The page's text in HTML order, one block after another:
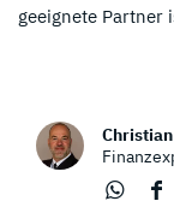
geeignete Partner